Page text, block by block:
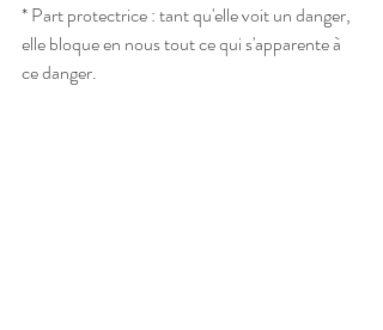
* Part protectrice : tant qu'elle voit un danger,
elle bloque en nous tout ce qui s'apparente à
ce danger.